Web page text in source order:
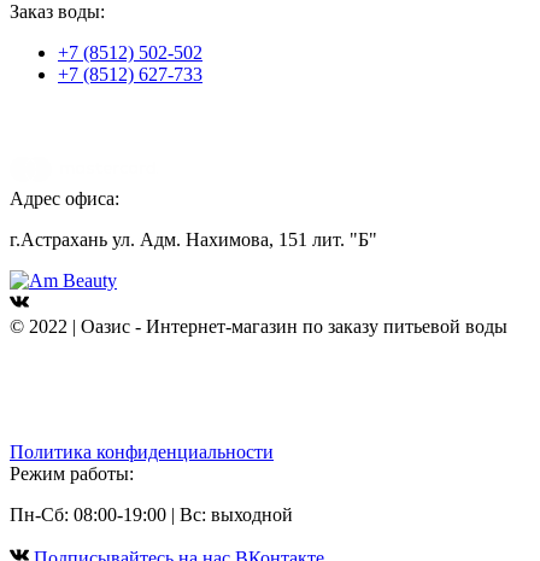
Заказ воды:
+7 (8512) 502-502
+7 (8512) 627-733
Адрес офиса:
г.Астрахань ул. Адм. Нахимова, 151 лит. "Б"
© 2022 | Оазис - Интернет-магазин по заказу питьевой воды
Политика конфиденциальности
Режим работы:
Пн-Сб: 08:00-19:00 | Вс: выходной